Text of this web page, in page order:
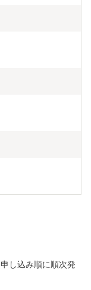
し込み順に順次発